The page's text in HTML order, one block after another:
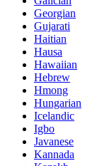
Georgian
Gujarati
Haitian
Hausa
Hawaiian
Hebrew
Hmong
Hungarian
Icelandic
Igbo
Javanese
Kannada